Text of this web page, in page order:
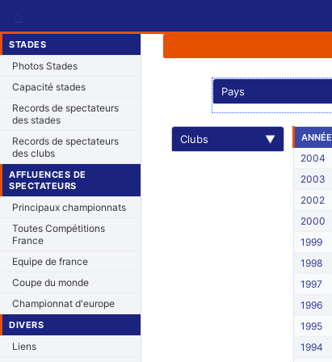
STADES
Photos Stades
Capacité stades
Records de spectateurs
des stades
Records de spectateurs
des clubs
AFFLUENCES DE
SPECTATEURS
Principaux championnats
Toutes Compétitions
France
Equipe de france
Coupe du monde
Championnat d'europe
DIVERS
Liens
Pays
Clubs ▼ ANNÉE
2004
2003
2002
2000
1999
1998
1997
1996
1995
1994